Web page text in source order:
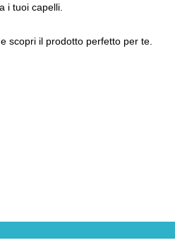
i tuoi capelli.
scopri il prodotto perfetto per te.